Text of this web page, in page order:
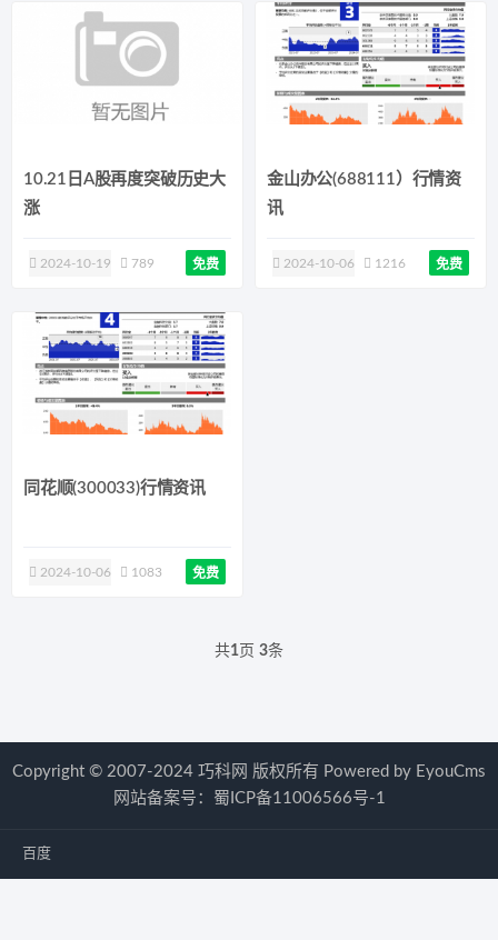
10.21日A股再度突破历史大
涨
2024-10-19 789 免费
金山办公(688111）行情资
讯
2024-10-06 1216 免费
同花顺(300033)行情资讯
2024-10-06 1083 免费
共1页 3条
Copyright © 2007-2024 巧科网 版权所有 Powered by EyouCms
网站备案号： 蜀ICP备11006566号-1
百度